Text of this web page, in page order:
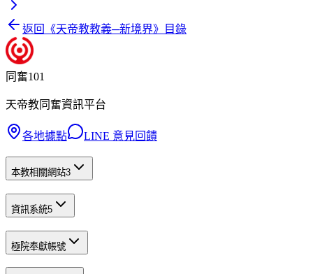
返回《天帝教教義─新境界》目錄
同奮101
天帝教同奮資訊平台
各地據點 LINE 意見回饋
本教相關網站3
資訊系統5
極院奉獻帳號